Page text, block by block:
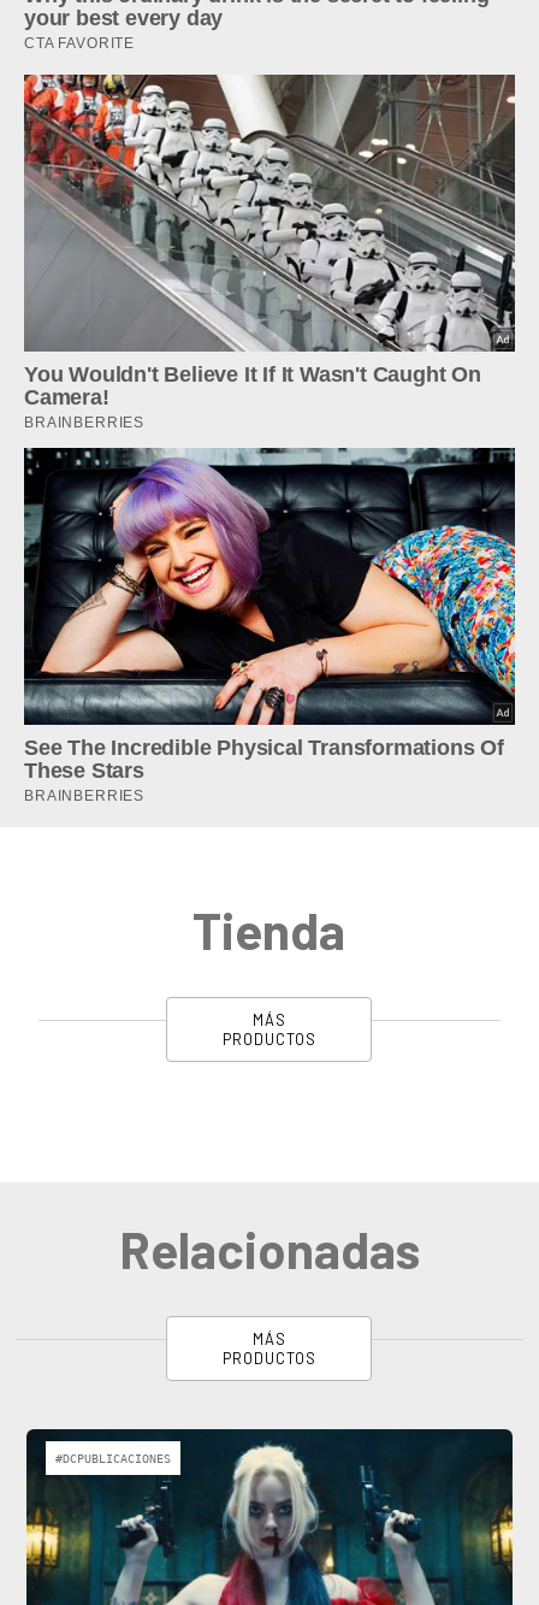
Tienda
MÁS
PRODUCTOS
Relacionadas
MÁS
PRODUCTOS
#DCPUBLICACIONES